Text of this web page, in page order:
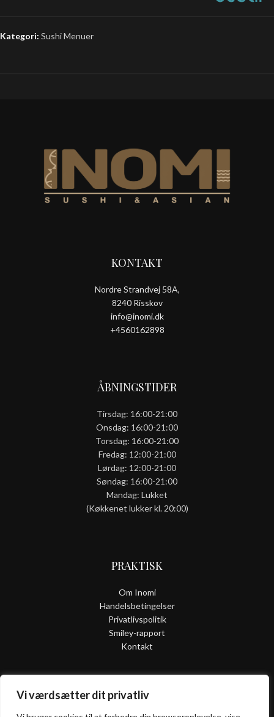
Vi værdsætter dit privatliv
Kategori: Sushi Menuer
KONTAKT
Nordre Strandvej 58A,
8240 Risskov
info@inomi.dk
+4560162898
ÅBNINGSTIDER
Tirsdag: 16:00-21:00
Onsdag: 16:00-21:00
Torsdag: 16:00-21:00
Fredag: 12:00-21:00
Lørdag: 12:00-21:00
Søndag: 16:00-21:00
Mandag: Lukket
(Køkkenet lukker kl. 20:00)
PRAKTISK
Om Inomi
Handelsbetingelser
Privatlivspolitik
Smiley-rapport
Kontakt
ALLERGI